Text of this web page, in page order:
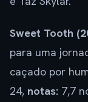
Sweet Tooth
para uma
caçado por
24, notas: 7,7